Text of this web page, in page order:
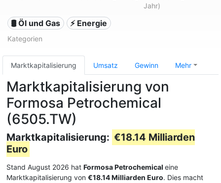
Jahr)
🛢 Öl und Gas ⚡ Energie
Kategorien
Marktkapitalisierung Umsatz Gewinn Mehr
Marktkapitalisierung von
Formosa Petrochemical
(6505.TW)
Marktkapitalisierung: €18.14 Milliarden
Euro
Stand August 2026 hat Formosa Petrochemical eine
Marktkapitalisierung von €18.14 Milliarden Euro. Dies macht